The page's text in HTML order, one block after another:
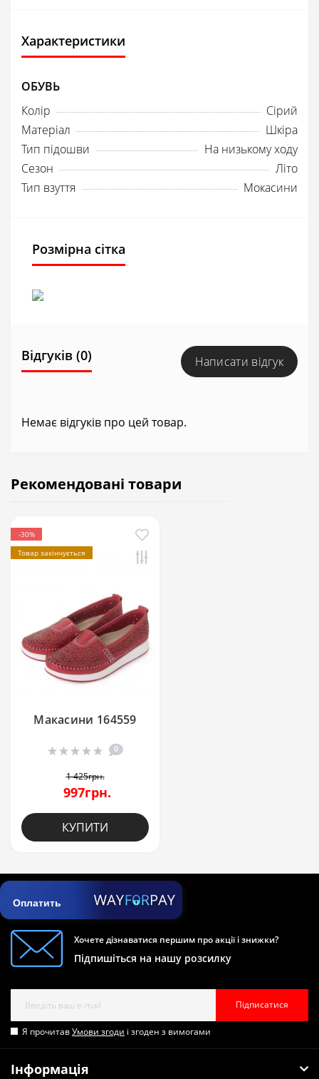
Характеристики
ОБУВЬ
Колір
Сірий
Матеріал
Шкіра
Тип підошви
На низькому ходу
Сезон
Літо
Тип взуття
Мокасини
Розмірна сітка
Відгуків (0) Написати відгук
Немає відгуків про цей товар.
Рекомендовані товари
-30%
Товар закінчується
Макасини 164559
0
1 425грн.
997грн.
КУПИТИ
Оплатить
Хочете дізнаватися першим про акції і знижки?
Підпишіться на нашу розсилку
Підписатися
Я прочитавУмови згоди і згоден з вимогами
Інформація